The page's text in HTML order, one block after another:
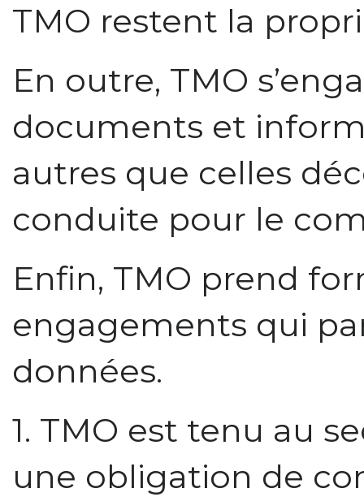
TMO restent la
En outre, TMO
documents et
autres que celles
conduite pour le
Enfin, TMO prend
engagements qui
données.
1. TMO est tenu au
une obligation de